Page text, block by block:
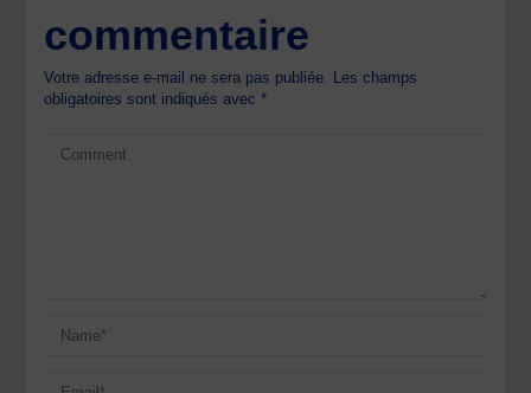
commentaire
Votre adresse e-mail ne sera pas publiée. Les champs
obligatoires sont indiqués avec*